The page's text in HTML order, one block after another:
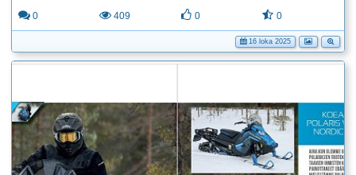
0 409 0 0
16 loka 2025